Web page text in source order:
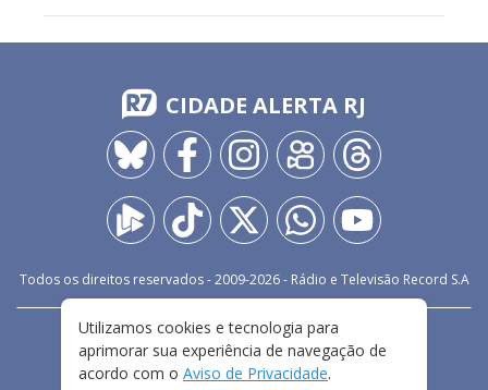
CIDADE ALERTA RJ
Todos os direitos reservados - 2009-2026- Rádio e Televisão Record S.A
FALE CONOSCO
PRIVACIDADE
TERMOS E CONDIÇÕES DE USO
Utilizamos cookies e tecnologia para
aprimorar sua experiência de navegação de
acordo com o Aviso de Privacidade.